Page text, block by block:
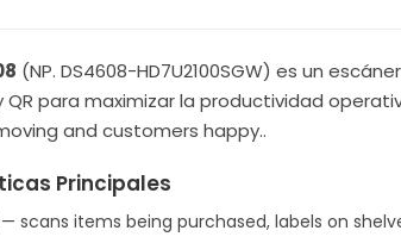
(NP. DS4608-HD7U2100SGW) es un
QR para maximizar la productividad
and customers happy..
Principales
scans items being purchased, labels on